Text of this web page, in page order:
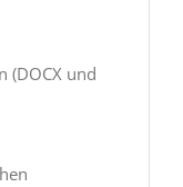
(DOCX und